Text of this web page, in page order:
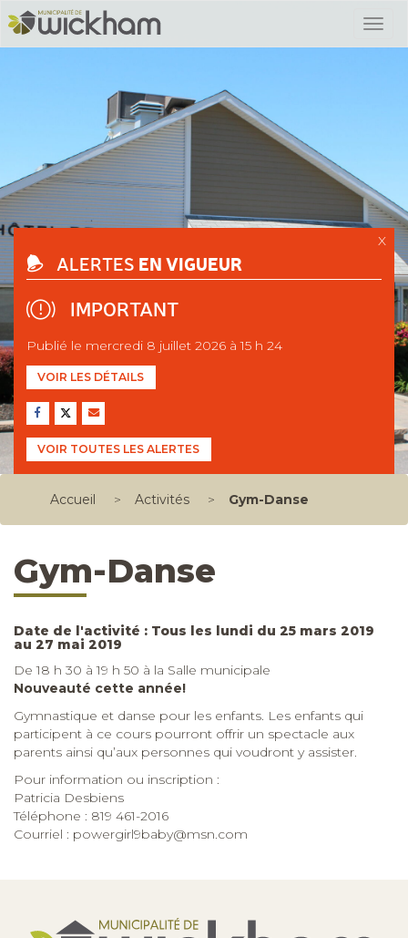
X
ALERTES EN VIGUEUR
IMPORTANT
Publié le mercredi 8 juillet 2026 à 15 h 24
VOIR LES DÉTAILS
VOIR TOUTES LES ALERTES
Accueil > Activités > Gym-Danse
Gym-Danse
Date de l'activité : Tous les lundi du 25 mars 2019
au 27 mai 2019
De 18 h 30 à 19 h 50 à la Salle municipale
Nouveauté cette année!
Gymnastique et danse pour les enfants. Les enfants qui
participent à ce cours pourront offrir un spectacle aux
parents ainsi qu’aux personnes qui voudront y assister.
Pour information ou inscription :
Patricia Desbiens
Téléphone : 819 461-2016
Courriel : powergirl9baby@msn.com